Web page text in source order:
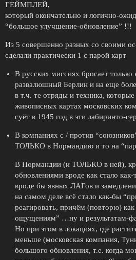
ГЕЙМПЛЕЙ,
который окончательно и логично-
“большое улучшение-обновление” !!!
Из 5 совершенно разных со своими
сделали практически 1 с парой карт
В русских миссиях бросает только
развалюшный Берлин и на еще
в т.ч. те отряды и техника,
живописных картах московских
суёт в 1945 год в эти лабиринто-
В компаниях с / против
ТОЛЬКО в Нормандию и то на
В Нормандии (и ТОЛЬКО в ней),
обновлениями вроде как стало
вроде бы явных ЛАГов и
на самом деле всё стало как-бы
реагировать, причём (повторю)
ощущениям” …ну и результатам-
Но при этом в локациях, где
меньше (московская компания,
большого обновления, т.е. когда